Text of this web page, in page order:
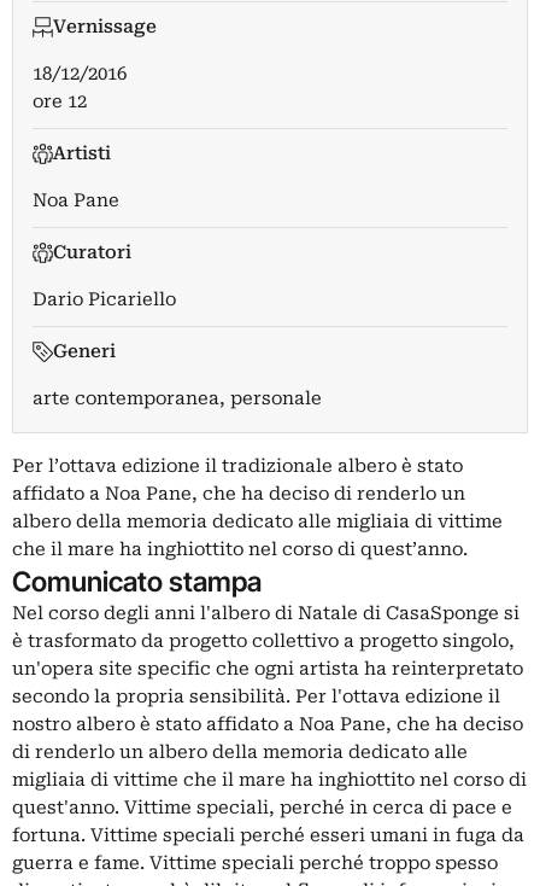
Vernissage
18/12/2016
ore 12
Artisti
Noa Pane
Curatori
Dario Picariello
Generi
arte contemporanea, personale
Per l’ottava edizione il tradizionale albero è stato
affidato a Noa Pane, che ha deciso di renderlo un
albero della memoria dedicato alle migliaia di vittime
che il mare ha inghiottito nel corso di quest’anno.
Comunicato stampa
Nel corso degli anni l'albero di Natale di CasaSponge si
è trasformato da progetto collettivo a progetto singolo,
un'opera site specific che ogni artista ha reinterpretato
secondo la propria sensibilità. Per l'ottava edizione il
nostro albero è stato affidato a Noa Pane, che ha deciso
di renderlo un albero della memoria dedicato alle
migliaia di vittime che il mare ha inghiottito nel corso di
quest'anno. Vittime speciali, perché in cerca di pace e
fortuna. Vittime speciali perché esseri umani in fuga da
guerra e fame. Vittime speciali perché troppo spesso